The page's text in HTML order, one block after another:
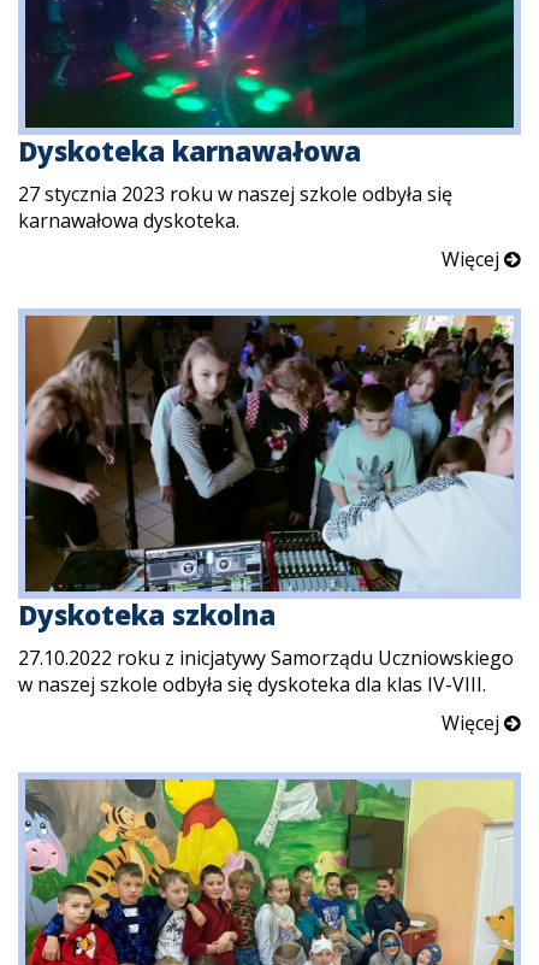
Dyskoteka karnawałowa
27 stycznia 2023 roku w naszej szkole odbyła się
karnawałowa dyskoteka.
Więcej
Dyskoteka szkolna
27.10.2022 roku z inicjatywy Samorządu Uczniowskiego
w naszej szkole odbyła się dyskoteka dla klas IV-VIII.
Więcej